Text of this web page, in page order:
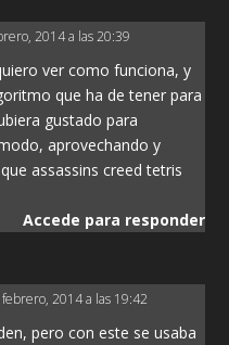
2014 a las 20:39
ver como funciona, y
que ha de tener para
gustado para
aprovechando y
assassins creed tetris
Accede para responder
2014 a las 19:42
pero con este se usaba